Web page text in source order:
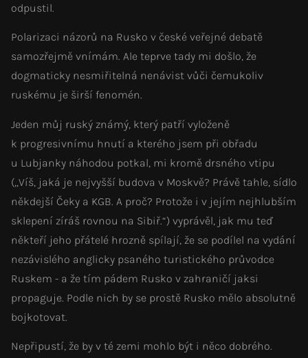
odpustil.
Polarizaci názorů na Rusko v české veřejné debatě
samozřejmě vnímám. Ale teprve tady mi došlo, že
dogmaticky nesmiřitelná nenávist vůči čemukoliv
ruskému je širší fenomén.
Jeden můj ruský známý, který patří vyloženě
k progresivnímu hnutí a kterého jsem při obřadu
u Lubjanky náhodou potkal, mi kromě drsného vtipu
(„Víš, jaká je nejvyšší budova v Moskvě? Právě tahle, sídlo
někdejší Čeky a KGB. A proč? Protože i v jejím nejhlubším
sklepení zíráš rovnou na Sibiř.“) vyprávěl, jak mu teď
někteří jeho přátelé hrozně spílají, že se podílel na vydání
nezávislého anglicky psaného turistického průvodce
Ruskem - a že tím pádem Rusko v zahraničí jaksi
propaguje. Podle nich by se prostě Rusko mělo absolutně
bojkotovat.
Nepřipustí, že by v té zemi mohlo být i něco dobrého.